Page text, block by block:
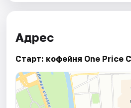
Адрес
Старт: кофейня One Price